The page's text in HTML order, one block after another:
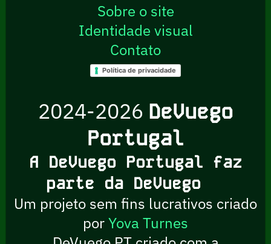
Sobre o site
Identidade visual
Contato
Política de privacidade
2024-2026 DeVuego
Portugal
A DeVuego Portugal faz
parte da DeVuego
Um projeto sem fins lucrativos criado
porYova Turnes